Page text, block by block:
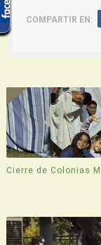
COMPARTIR EN:
Cierre de Colonias